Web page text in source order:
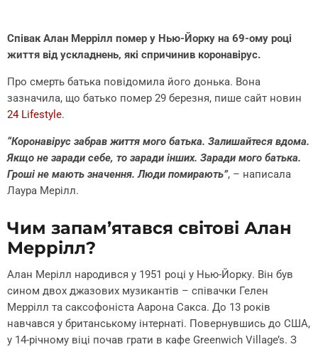
Співак Алан Меррілл помер у Нью-Йорку на 69-ому році
життя від ускладнень, які спричинив коронавірус.
Про смерть батька повідомила його донька. Вона
зазначила, що батько помер 29 березня, пише сайт новин
24 Lifestyle.
“Коронавірус забрав життя мого батька. Залишайтеся вдома.
Якщо не заради себе, то заради інших. Заради мого батька.
Гроші не мають значення. Люди помирають”, – написала
Лаура Мерілл.
Чим запам’ятався світові Алан
Меррілл?
Алан Мерілл народився у 1951 році у Нью-Йорку. Він був
сином двох джазових музикантів – співачки Гелен
Меррілл та саксофоніста Аарона Сакса. До 13 років
навчався у британському інтернаті. Повернувшись до США,
у 14-річному віці почав грати в кафе Greenwich Village’s. З